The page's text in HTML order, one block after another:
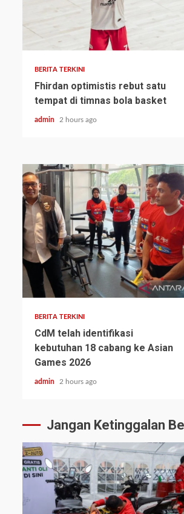
BERITA TERKINI
Fhirdan optimistis rebut satu
tempat di timnas bola basket
admin 2 hours ago
BERITA TERKINI
CdM telah identifikasi
kebutuhan 18 cabang ke Asian
Games 2026
admin 2 hours ago
Jangan Ketinggalan